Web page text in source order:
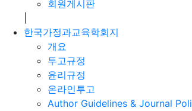
회원게시판
한국가정과교육학회지
개요
투고규정
윤리규정
온라인투고
Author Guidelines & Journal